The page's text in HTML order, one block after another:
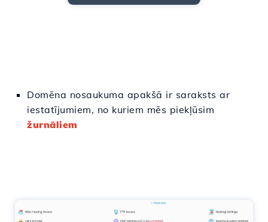
Domēna nosaukuma apakšā ir saraksts ar
iestatījumiem, no kuriem mēs piekļūsim
žurnāliem